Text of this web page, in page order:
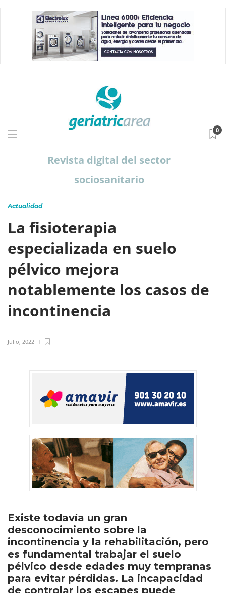
Revista digital del sector
sociosanitario
0
Actualidad
La fisioterapia
especializada en suelo
pélvico mejora
notablemente los casos de
incontinencia
Julio, 2022
Existe todavía un gran
desconocimiento sobre la
incontinencia y la rehabilitación, pero
es fundamental trabajar el suelo
pélvico desde edades muy tempranas
para evitar pérdidas. La incapacidad
de controlar los escapes puede